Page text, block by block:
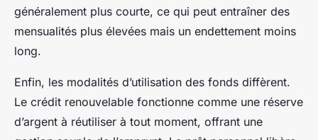
généralement plus courte, ce qui peut entraîner des
mensualités plus élevées mais un endettement moins
long.
Enfin, les modalités d’utilisation des fonds diffèrent.
Le crédit renouvelable fonctionne comme une réserve
d’argent à réutiliser à tout moment, offrant une